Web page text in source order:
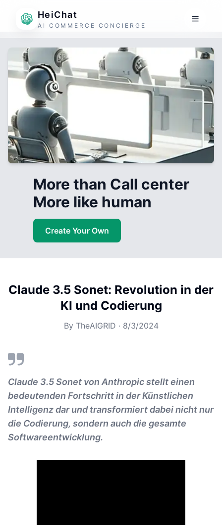
HeiChat
AI COMMERCE CONCIERGE
More than Call center
More like human
Create Your Own
Claude 3.5 Sonet: Revolution in der
KI und Codierung
By TheAIGRID · 8/3/2024
Claude 3.5 Sonet von Anthropic stellt einen
bedeutenden Fortschritt in der Künstlichen
Intelligenz dar und transformiert dabei nicht nur
die Codierung, sondern auch die gesamte
Softwareentwicklung.